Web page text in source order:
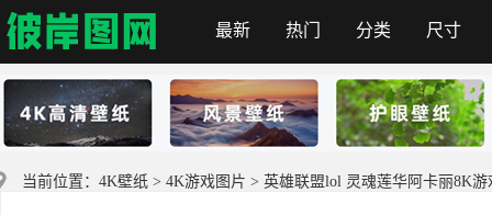
彼岸图网
最新 热门 分类 尺寸
当前位置： 4K壁纸 > 4K游戏图片 > 英雄联盟lol 灵魂莲华阿卡丽8K游